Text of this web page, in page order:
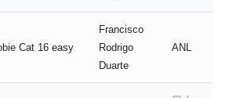
Cat 16 easy
Francisco
Rodrigo
Duarte
ANL